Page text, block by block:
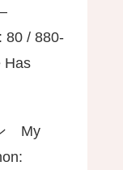
80 / 880-
Has
My